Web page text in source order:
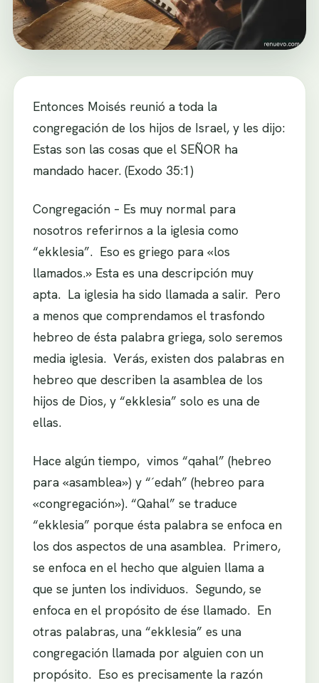
Entonces Moisés reunió a toda la
congregación de los hijos de Israel, y les dijo:
Estas son las cosas que el SEÑOR ha
mandado hacer. (Exodo 35:1)
Congregación – Es muy normal para
nosotros referirnos a la iglesia como
“ekklesia”. Eso es griego para «los
llamados.» Esta es una descripción muy
apta. La iglesia ha sido llamada a salir. Pero
a menos que comprendamos el trasfondo
hebreo de ésta palabra griega, solo seremos
media iglesia. Verás, existen dos palabras en
hebreo que describen la asamblea de los
hijos de Dios, y “ekklesia” solo es una de
ellas.
Hace algún tiempo, vimos “qahal” (hebreo
para «asamblea») y “´edah” (hebreo para
«congregación»). “Qahal” se traduce
“ekklesia” porque ésta palabra se enfoca en
los dos aspectos de una asamblea. Primero,
se enfoca en el hecho que alguien llama a
que se junten los individuos. Segundo, se
enfoca en el propósito de ése llamado. En
otras palabras, una “ekklesia” es una
congregación llamada por alguien con un
propósito. Eso es precisamente la razón